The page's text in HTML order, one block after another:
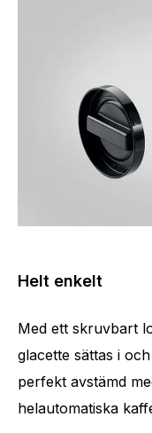
Helt enkelt
Med ett skruvbart
glacette sättas i
perfekt avstämd
helautomatiska